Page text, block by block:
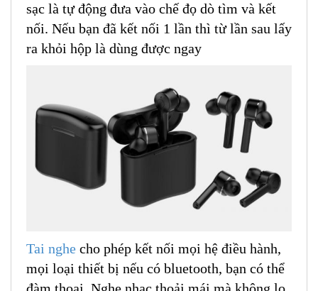
sạc là tự động đưa vào chế đọ dò tìm và kết
nối. Nếu bạn đã kết nối 1 lần thì từ lần sau lấy
ra khỏi hộp là dùng được ngay
Tai nghe cho phép kết nối mọi hệ điều hành,
mọi loại thiết bị nếu có bluetooth, bạn có thể
đàm thoại. Nghe nhạc thoải mái mà không lo